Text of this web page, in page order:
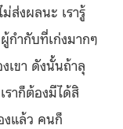
ส่งผลนะ เรารู้
กำกับที่เก่งมากๆ
เขา ดังนั้นถ้าลุ
าก็ต้องมีได้สิ
งแล้ว คนก็